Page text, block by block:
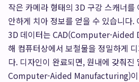
작은 카메라 형태의 3D 구강 스캐너를
안하게 치아 정보를 얻을 수 있습니다.
3D 데이터는 CAD(Computer-Aided
해 컴퓨터상에서 보철물을 정밀하게
다. 디자인이 완료되면, 원내에 갖춰진
Computer-Aided Manufacturing)이